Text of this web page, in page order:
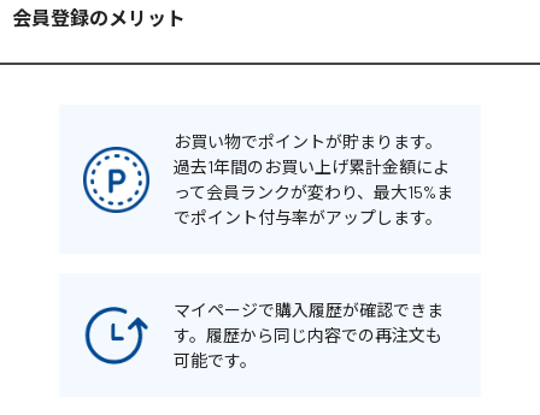
会員登録のメリット
お買い物でポイントが貯まります。
過去1年間のお買い上げ累計金額によ
って会員ランクが変わり、最大15%ま
でポイント付与率がアップします。
マイページで購入履歴が確認できま
す。履歴から同じ内容での再注文も
可能です。